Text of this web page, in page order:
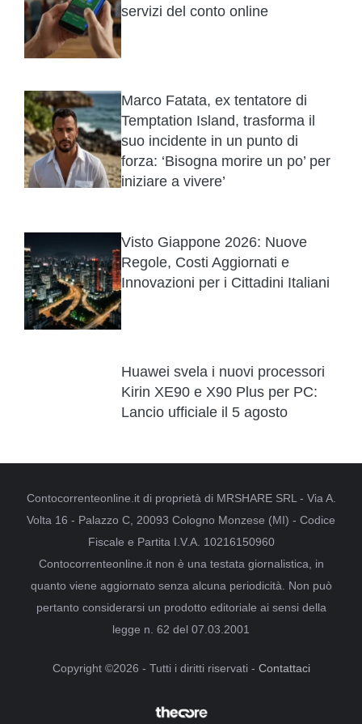
servizi del conto online
Marco Fatata, ex tentatore di
Temptation Island, trasforma il
suo incidente in un punto di
forza: ‘Bisogna morire un po’ per
iniziare a vivere’
Visto Giappone 2026: Nuove
Regole, Costi Aggiornati e
Innovazioni per i Cittadini Italiani
Huawei svela i nuovi processori
Kirin XE90 e X90 Plus per PC:
Lancio ufficiale il 5 agosto
Contocorrenteonline.it di proprietà di MRSHARE SRL - Via A.
Volta 16 - Palazzo C, 20093 Cologno Monzese (MI) - Codice
Fiscale e Partita I.V.A. 10216150960
Contocorrenteonline.it non è una testata giornalistica, in
quanto viene aggiornato senza alcuna periodicità. Non può
pertanto considerarsi un prodotto editoriale ai sensi della
legge n. 62 del 07.03.2001
Copyright ©2026 - Tutti i diritti riservati - Contattaci